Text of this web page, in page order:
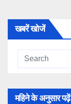
खबरें खोजें
महिने के अनुसार पढ़ें